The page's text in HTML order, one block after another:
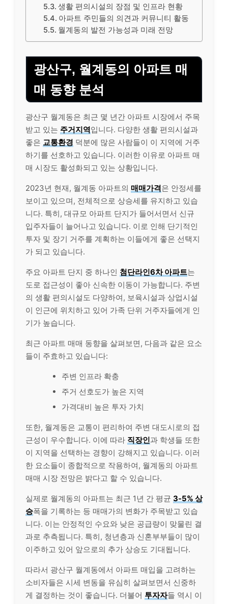
생활 편의시설의 장점 및 인프라 현황
아파트 주민들의 의견과 커뮤니티 활동
월계동의 발전 가능성과 미래 전망
광산구, 월계동의 아파트 매
매 동향 분석
광산구 월계동은 최근 몇 년간 아파트 시장에서 주목
받고 있는 주거지역입니다. 다양한 생활 편의시설과
좋은 교통환경 덕분에 많은 사람들이 이 지역에 거주
하기를 선호하고 있습니다. 이러한 이유로 아파트 매
매 시장도 활성화되고 있는 상황입니다.
2023년 현재, 월계동 아파트의 매매가격은 안정세를
보이고 있으며, 전체적으로 상승세를 유지하고 있습
니다. 특히, 대규모 아파트 단지가 들어서면서 신규
입주자들이 늘어나고 있습니다. 이로 인해 단기적인
투자 및 장기 거주를 계획하는 이들에게 좋은 선택지
가 되고 있습니다.
주요 아파트 단지 중 하나인 첨단라인6차 아파트는
도로 접근성이 좋아 신속한 이동이 가능합니다. 주변
의 생활 편의시설도 다양하여, 보육시설과 상업시설
이 인근에 위치하고 있어 가족 단위 거주자들에게 인
기가 높습니다.
최근 아파트 매매 동향을 살펴보면, 다음과 같은 요소
들이 주효하고 있습니다:
주변 인프라 확충
주거 선호도가 높은 지역
가격대비 높은 투자 가치
또한, 월계동은 교통이 편리하여 주변 대도시로의 접
근성이 우수합니다. 이에 따라 직장인과 학생들 또한
이 지역을 선택하는 경향이 강해지고 있습니다. 이러
한 요소들이 종합적으로 작용하여, 월계동의 아파트
매매 시장 전망은 밝다고 할 수 있습니다.
실제로 월계동의 아파트는 최근 1년 간 평균 3-5% 상
승폭을 기록하는 등 매매가의 변화가 주목받고 있습
니다. 이는 안정적인 수요와 낮은 공급량이 맞물린 결
과로 추측됩니다. 특히, 청년층과 신혼부부들이 많이
이주하고 있어 앞으로의 추가 상승도 기대됩니다.
따라서 광산구 월계동에서 아파트 매입을 고려하는
소비자들은 시세 변동을 유심히 살펴보면서 신중하
게 결정하는 것이 좋습니다. 더불어 투자자들 역시 이